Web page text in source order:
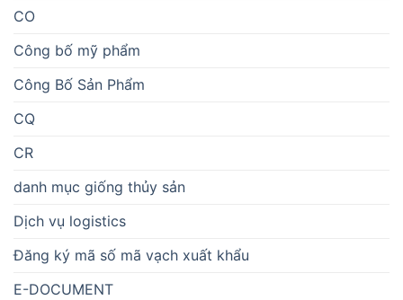
CO
Công bố mỹ phẩm
Công Bố Sản Phẩm
CQ
CR
danh mục giống thủy sản
Dịch vụ logistics
Đăng ký mã số mã vạch xuất khẩu
E-DOCUMENT